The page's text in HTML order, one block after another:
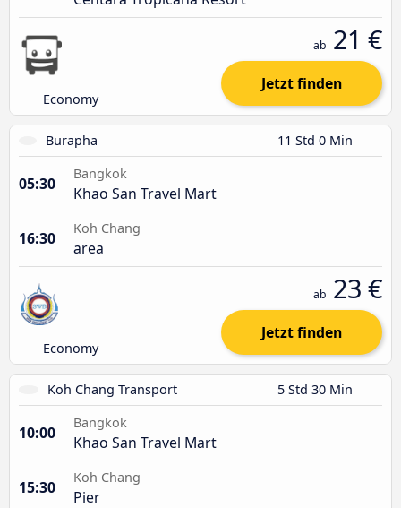
Economy
ab 21 €
Jetzt finden
Burapha 11 Std 0 Min
05:30
Bangkok
Khao San Travel Mart
16:30
Koh Chang
area
Economy
ab 23 €
Jetzt finden
Koh Chang Transport 5 Std 30 Min
10:00
Bangkok
Khao San Travel Mart
15:30
Koh Chang
Pier